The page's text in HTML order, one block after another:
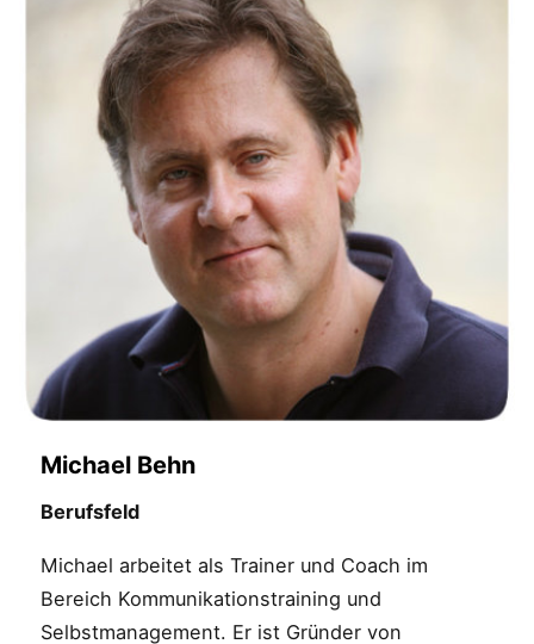
Michael Behn
Berufsfeld
Michael arbeitet als Trainer und Coach im
Bereich Kommunikationstraining und
Selbstmanagement. Er ist Gründer von